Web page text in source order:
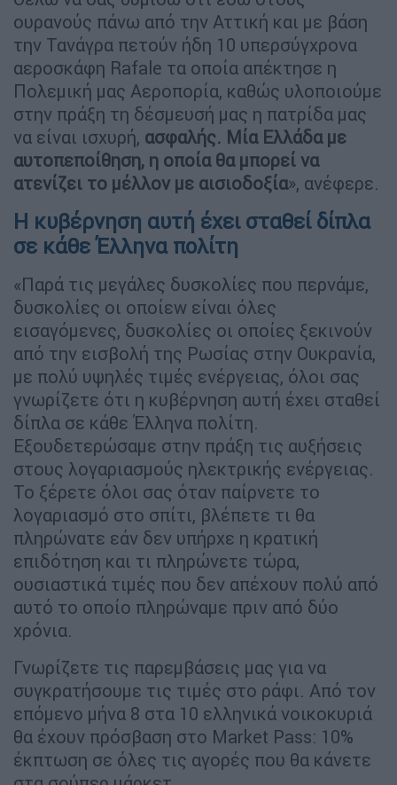
ουρανούς πάνω από την Αττική και με βάση
την Τανάγρα πετούν ήδη 10 υπερσύγχρονα
αεροσκάφη Rafale τα οποία απέκτησε η
Πολεμική μας Αεροπορία, καθώς υλοποιούμε
στην πράξη τη δέσμευσή μας η πατρίδα μας
να είναι ισχυρή, ασφαλής. Μία Ελλάδα με
αυτοπεποίθηση, η οποία θα μπορεί να
ατενίζει το μέλλον με αισιοδοξία», ανέφερε.
Η κυβέρνηση αυτή έχει σταθεί δίπλα
σε κάθε Έλληνα πολίτη
«Παρά τις μεγάλες δυσκολίες που περνάμε,
δυσκολίες οι οποίεw είναι όλες
εισαγόμενες, δυσκολίες οι οποίες ξεκινούν
από την εισβολή της Ρωσίας στην Ουκρανία,
με πολύ υψηλές τιμές ενέργειας, όλοι σας
γνωρίζετε ότι η κυβέρνηση αυτή έχει σταθεί
δίπλα σε κάθε Έλληνα πολίτη.
Εξουδετερώσαμε στην πράξη τις αυξήσεις
στους λογαριασμούς ηλεκτρικής ενέργειας.
Το ξέρετε όλοι σας όταν παίρνετε το
λογαριασμό στο σπίτι, βλέπετε τι θα
πληρώνατε εάν δεν υπήρχε η κρατική
επιδότηση και τι πληρώνετε τώρα,
ουσιαστικά τιμές που δεν απέχουν πολύ από
αυτό το οποίο πληρώναμε πριν από δύο
χρόνια.
Γνωρίζετε τις παρεμβάσεις μας για να
συγκρατήσουμε τις τιμές στο ράφι. Από τον
επόμενο μήνα 8 στα 10 ελληνικά νοικοκυριά
θα έχουν πρόσβαση στο Market Pass: 10%
έκπτωση σε όλες τις αγορές που θα κάνετε